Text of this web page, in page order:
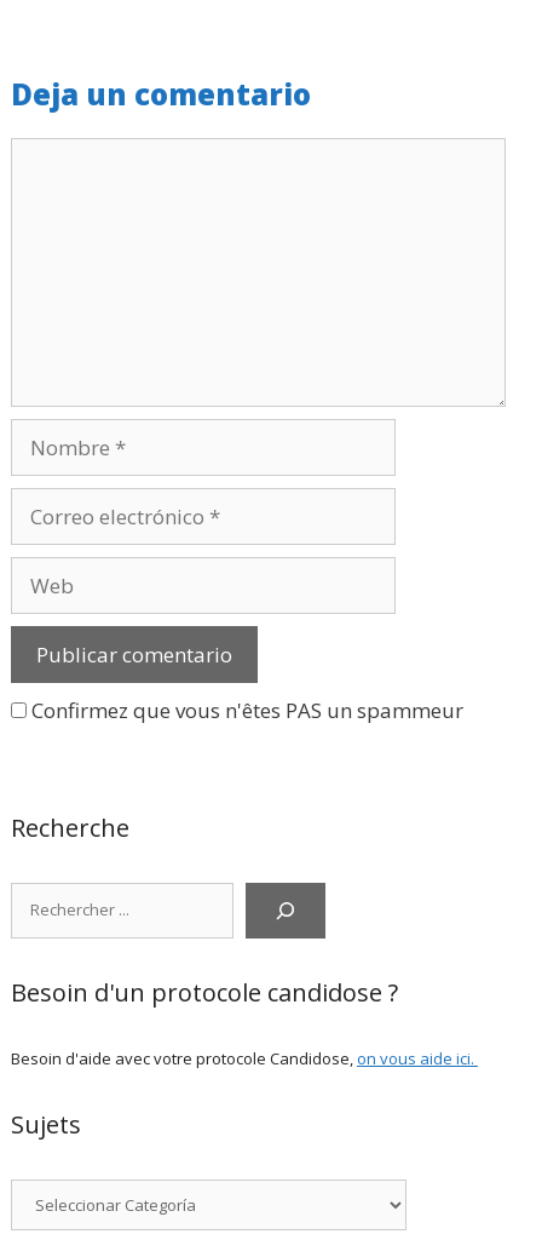
Deja un comentario
electrónico
Confirmez que vous n'êtes PAS un spammeur
Recherche
Besoin d'un protocole candidose ?
Besoin d'aide avec votre protocole Candidose,on vous aide ici.
Sujets